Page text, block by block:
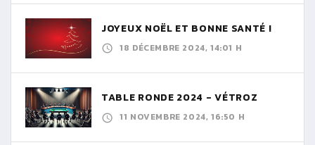
JOYEUX NOËL ET BONNE SANTÉ !
18 DÉCEMBRE 2024, 14:01 H
TABLE RONDE 2024 - VÉTROZ
11 NOVEMBRE 2024, 16:50 H